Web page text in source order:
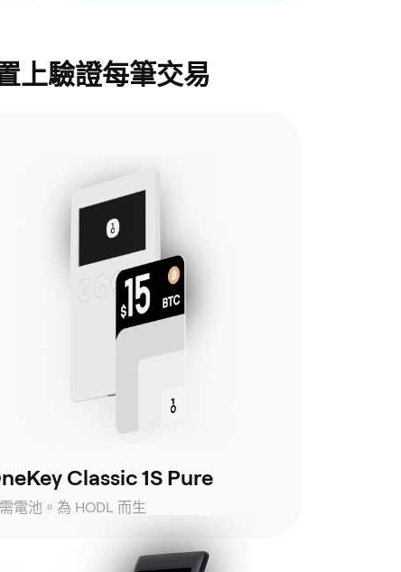
上驗證每筆交易
Classic 1S Pure
電池。為 HODL 而生